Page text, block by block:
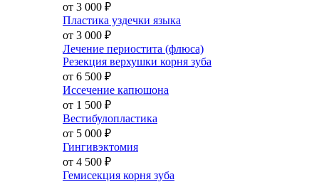
от 3 000 ₽
Пластика уздечки языка
от 3 000 ₽
Лечение периостита (флюса)
Резекция верхушки корня зуба
от 6 500 ₽
Иссечение капюшона
от 1 500 ₽
Вестибулопластика
от 5 000 ₽
Гингивэктомия
от 4 500 ₽
Гемисекция корня зуба